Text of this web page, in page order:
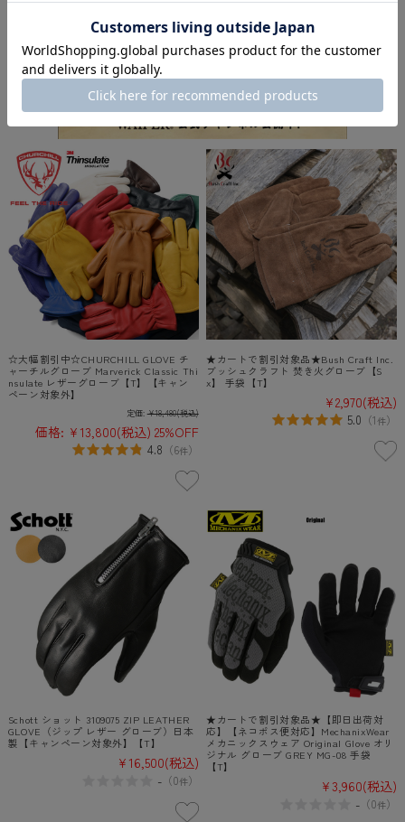
★カートで割引対象品★【即日出荷対
リサーチ 322185 Backstop Sensor Windpr
ンドプロ グローブ【T】
¥7,920
★カートで割引対象品★【即日出荷対
リサーチ 283282 Adrenaline Gloves アド
レナリン グローブ【T】
¥9,900(税込)
-（0件
☆大幅割引中☆CHURCHILL GLOVE チ
ャーチルグローブ Marverick Classic Thi
nsulate レザーグローブ【T】【キャン
ペーン対象外】
定価: ¥18,480(税込)
価格: ¥13,800(税込) 25%OFF
4.8 （6件）
★カートで割引対象品★Bush Craft Inc.
ブッシュクラフト 焚き火グローブ【S
x】 手袋【T】
¥2,970(税込)
5.0 （1件）
Schott ショット 3109075 ZIP LEATHER
GLOVE（ジップ レザー グローブ）日本
製【キャンペーン対象外】【T】
¥16,500(税込)
-（0件）
★カートで割引対象品★【即日出荷対
応】【ネコポス便対応】MechanixWear
メカニックスウェア Original Glove オリ
ジナル グローブ GREY MG-08 手袋
【T】
¥3,960(税込)
- （0件）